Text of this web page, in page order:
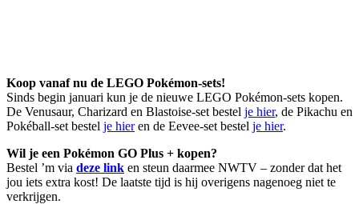
Koop vanaf nu de LEGO Pokémon-sets!
Sinds begin januari kun je de nieuwe LEGO Pokémon-sets kopen.
De Venusaur, Charizard en Blastoise-set bestel je hier, de Pikachu en
Pokéball-set bestel je hieren de Eevee-set bestel je hier.
Wil je een Pokémon GO Plus + kopen?
Bestel ’m via deze link en steun daarmee NWTV – zonder dat het
jou iets extra kost! De laatste tijd is hij overigens nagenoeg niet te
verkrijgen.